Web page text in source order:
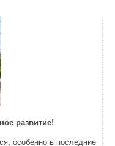
развитие!
особенно в последние